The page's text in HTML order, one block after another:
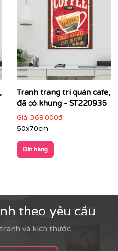
Tranh trang trí quán cafe,
đã có khung - ST220936
Giá: 369.000đ
50x70cm
Đặt hàng
theo yêu cầu
và kích thước